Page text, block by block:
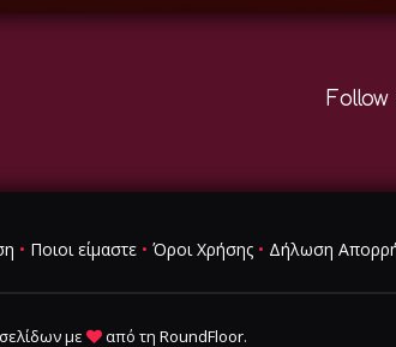
Follow
• Ποιοι είμαστε• Όροι Χρήσης• Δήλωση
με από τη RoundFloor.